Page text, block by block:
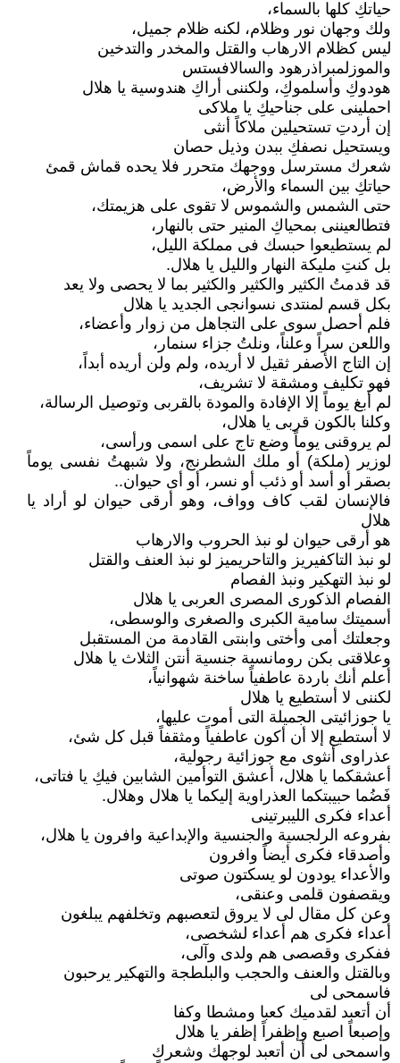
حياتكِ كلها بالسماء،
ولك وجهان نور وظلام، لكنه ظلام جميل،
ليس كظلام الارهاب والقتل والمخدر والتدخين
والموزلمبراذرهود والسالافستس
هودوكِ وأسلموكِ، ولكننى أراكِ هندوسية يا هلال
احملينى على جناحيكِ يا ملاكى
إن أردتِ تستحيلين ملاكاً أنثى
ويستحيل نصفكِ ببدن وذيل حصان
شعرك مسترسل ووجهك متحرر فلا يحده قماش قمئ
حياتكِ بين السماء والأرض،
حتى الشمس والشموس لا تقوى على هزيمتك،
فتطالعيننى بمحياكِ المنير حتى بالنهار،
لم يستطيعوا حبسك فى مملكة الليل،
بل كنتِ مليكة النهار والليل يا هلال.
قد قدمتُ الكثير والكثير والكثير بما لا يحصى ولا يعد
بكل قسم لمنتدى نسوانجى الجديد يا هلال
فلم أحصل سوى على التجاهل من زوار وأعضاء،
واللعن سراً وعلناً، ونلتُ جزاء سنمار،
إن التاج الأصفر ثقيل لا أريده، ولم ولن أريده أبداً،
فهو تكليف ومشقة لا تشريف،
لم أبغ يوماً إلا الإفادة والمودة بالقربى وتوصيل الرسالة،
وكلنا بالكون قربى يا هلال،
لم يروقنى يوماً وضع تاج على اسمى ورأسى،
لوزير (ملكة) أو ملك الشطرنج، ولا شبهتُ نفسى يوماً
بصقر أو أسد أو ذئب أو نسر، أو أى حيوان..
فالإنسان لقب كاف وواف، وهو أرقى حيوان لو أراد يا
هلال
هو أرقى حيوان لو نبذ الحروب والارهاب
لو نبذ التاكفيريز والتاحريميز لو نبذ العنف والقتل
لو نبذ التهكير ونبذ الفصام
الفصام الذكورى المصرى العربى يا هلال
أسميتك سامية الكبرى والصغرى والوسطى،
وجعلتك أمى وأختى وابنتى القادمة من المستقبل
وعلاقتى بكن رومانسية جنسية أنتن الثلاث يا هلال
أعلم أنك باردة عاطفياً ساخنة شهوانياً،
لكننى لا أستطيع يا هلال
يا جوزائيتى الجميلة التى أموت عليها،
لا أستطيع إلا أن أكون عاطفياً ومثقفاً قبل كل شئ،
عذراوى أنثوى مع جوزائية رجولية،
أعشقكما يا هلال، أعشق التوأمين الشابين فيكِ يا فتاتى،
فَضُما حبيبتكما العذراوية إليكما يا هلال وهلال.
أعداء فكرى الليبرتينى
بفروعه الرلجسية والجنسية والإبداعية وافرون يا هلال،
وأصدقاء فكرى أيضاً وافرون
والأعداء يودون لو يسكتون صوتى
ويقصفون قلمى وعنقى،
وعن كل مقال لى لا يروق لتعصبهم وتخلفهم يبلغون
أعداء فكرى هم أعداء لشخصى،
ففكرى وقصصى هم ولدى وآلى،
وبالقتل والعنف والحجب والبلطجة والتهكير يرحبون
فاسمحى لى
أن أتعبد لقدميك كعبا ومشطا وكفا
وإصبعاً اصبع وإظفراً إظفر يا هلال
واسمحى لى أن أتعبد لوجهك وشعرك